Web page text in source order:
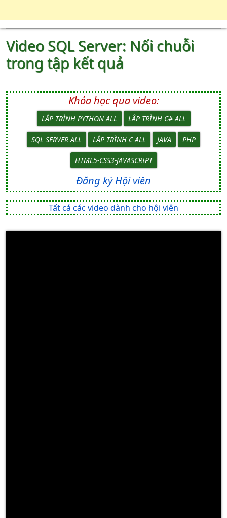
Video SQL Server: Nối chuỗi
trong tập kết quả
Khóa học qua video:
LẬP TRÌNH PYTHON ALL LẬP TRÌNH C# ALL
SQL SERVER ALL LẬP TRÌNH C ALL JAVA PHP
HTML5-CSS3-JAVASCRIPT
Đăng ký Hội viên
Tất cả các video dành cho hội viên